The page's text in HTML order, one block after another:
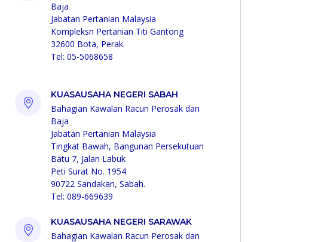
Baja
Jabatan Pertanian Malaysia
Kompleksn Pertanian Titi Gantong
32600 Bota, Perak.
Tel: 05-5068658
KUASAUSAHA NEGERI SABAH
Bahagian Kawalan Racun Perosak dan
Baja
Jabatan Pertanian Malaysia
Tingkat Bawah, Bangunan Persekutuan
Batu 7, Jalan Labuk
Peti Surat No. 1954
90722 Sandakan, Sabah.
Tel: 089-669639
KUASAUSAHA NEGERI SARAWAK
Bahagian Kawalan Racun Perosak dan